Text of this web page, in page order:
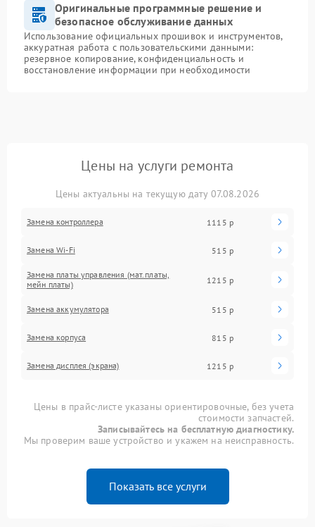
Оригинальные программные решение и
безопасное обслуживание данных
Использование официальных прошивок и инструментов,
аккуратная работа с пользовательскими данными:
резервное копирование, конфиденциальность и
восстановление информации при необходимости
Цены на услуги ремонта
Цены актуальны на текущую дату 07.08.2026
Замена контроллера 1115 р
Замена Wi-Fi 515 р
Замена платы управления (мат.платы,
мейн платы)
1215 р
Замена аккумулятора 515 р
Замена корпуса 815 р
Замена дисплея (экрана) 1215 р
Цены в прайс-листе указаны ориентировочные, без учета
стоимости запчастей.
Записывайтесь на бесплатную диагностику.
Мы проверим ваше устройство и укажем на неисправность.
Показать все услуги